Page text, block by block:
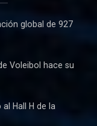
global de 927
Voleibol hace su
Hall H de la